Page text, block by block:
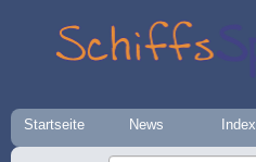
Startseite News Index